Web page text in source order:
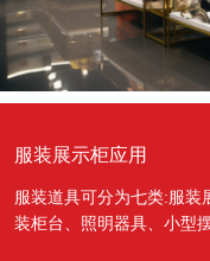
服装展示柜应用
服装道具可分为七类:服装
装柜台、照明器具、小型